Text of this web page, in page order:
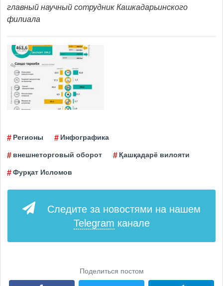
главный научный сотрудник Кашкадарьинского
филиала
Регионы Инфографика
внешнеторговый оборот Қашқадарё вилояти
Фурқат Исломов
Следите за новостями на нашем
Telegram канале
Поделиться постом